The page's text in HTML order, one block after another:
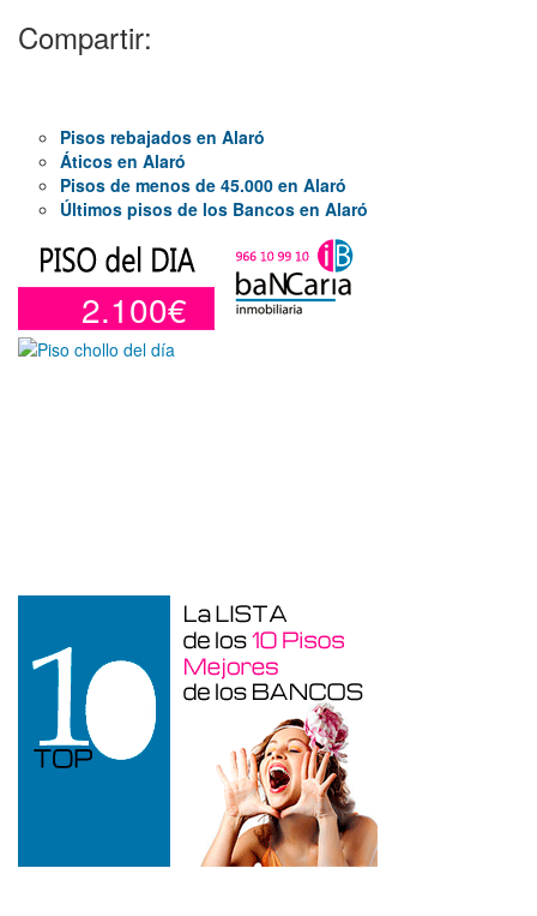
Compartir:
Pisos rebajados en Alaró
Áticos en Alaró
Pisos de menos de 45.000 en Alaró
Últimos pisos de los Bancos en Alaró
2.100€